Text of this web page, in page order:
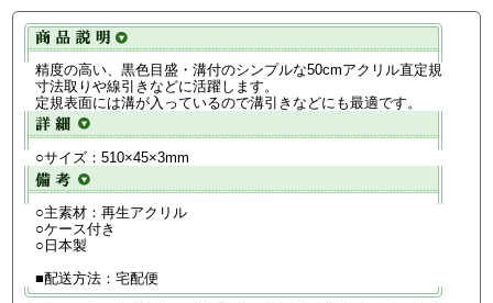
精度の高い、黒色目盛・溝付のシンプルな50cmアクリル直定規
寸法取りや線引きなどに活躍します。
定規表面には溝が入っているので溝引きなどにも最適です。
○サイズ：510×45×3mm
○主素材：再生アクリル
○ケース付き
○日本製
■配送方法：宅配便